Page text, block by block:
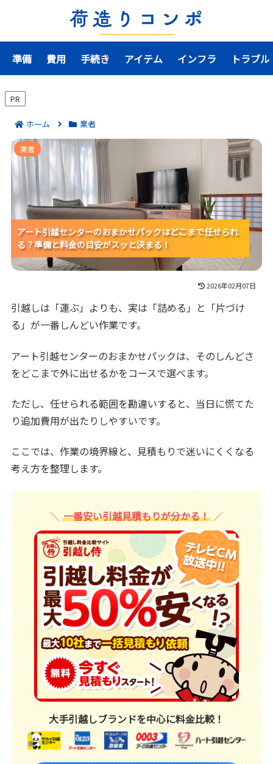
準備 費用 手続き アイテム インフラ トラブル
PR
ホーム 業者
アート引越センターのおまかせパックはどこまで任せら
れる？準備と料金の目安がスッと決まる！
アート引越センターのおまかせパックはどこまで任せられ
る？準備と料金の目安がスッと決まる！
アート引越センターのおまかせパックはどこまで任せられ
る？準備と料金の目安がスッと決まる！
アート引越センターのおまかせパックはどこまで任せられ
る？準備と料金の目安がスッと決まる！
業者
2026年02月07日
引越しは「運ぶ」よりも、実は「詰める」と「片づけ
る」が一番しんどい作業です。
アート引越センターのおまかせパックは、そのしんどさ
をどこまで外に出せるかをコースで選べます。
ただし、任せられる範囲を勘違いすると、当日に慌てた
り追加費用が出たりしやすいです。
ここでは、作業の境界線と、見積もりで迷いにくくなる
考え方を整理します。
一番安い引越見積もりが分かる！
大手引越しブランドを中心に料金比較！